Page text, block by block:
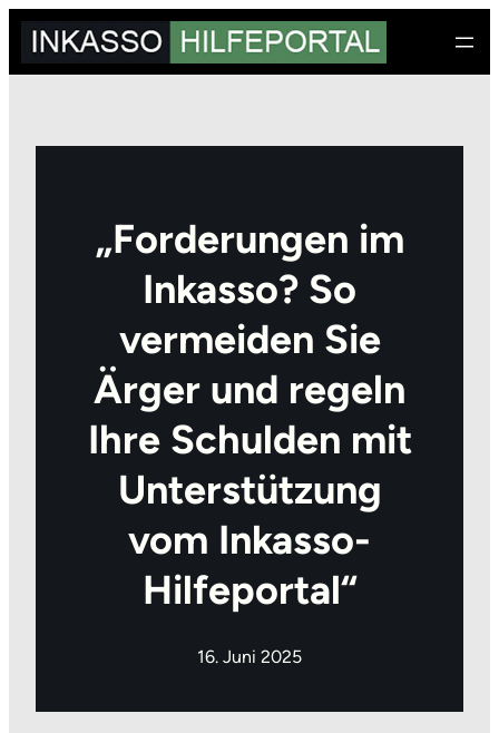
Zum
Inhalt
„Forderungen im
Inkasso? So
vermeiden Sie
Ärger und regeln
Ihre Schulden mit
Unterstützung
vom Inkasso-
Hilfeportal“
16. Juni 2025